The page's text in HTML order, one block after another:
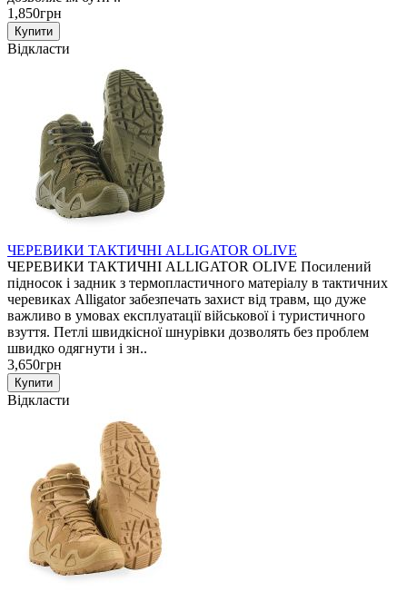
1,850грн
Відкласти
ЧЕРЕВИКИ ТАКТИЧНІ ALLIGATOR OLIVE
ЧЕРЕВИКИ ТАКТИЧНІ ALLIGATOR OLIVE Посилений
підносок і задник з термопластичного матеріалу в тактичних
черевиках Alligator забезпечать захист від травм, що дуже
важливо в умовах експлуатації військової і туристичного
взуття. Петлі швидкісної шнурівки дозволять без проблем
швидко одягнути і зн..
3,650грн
Відкласти